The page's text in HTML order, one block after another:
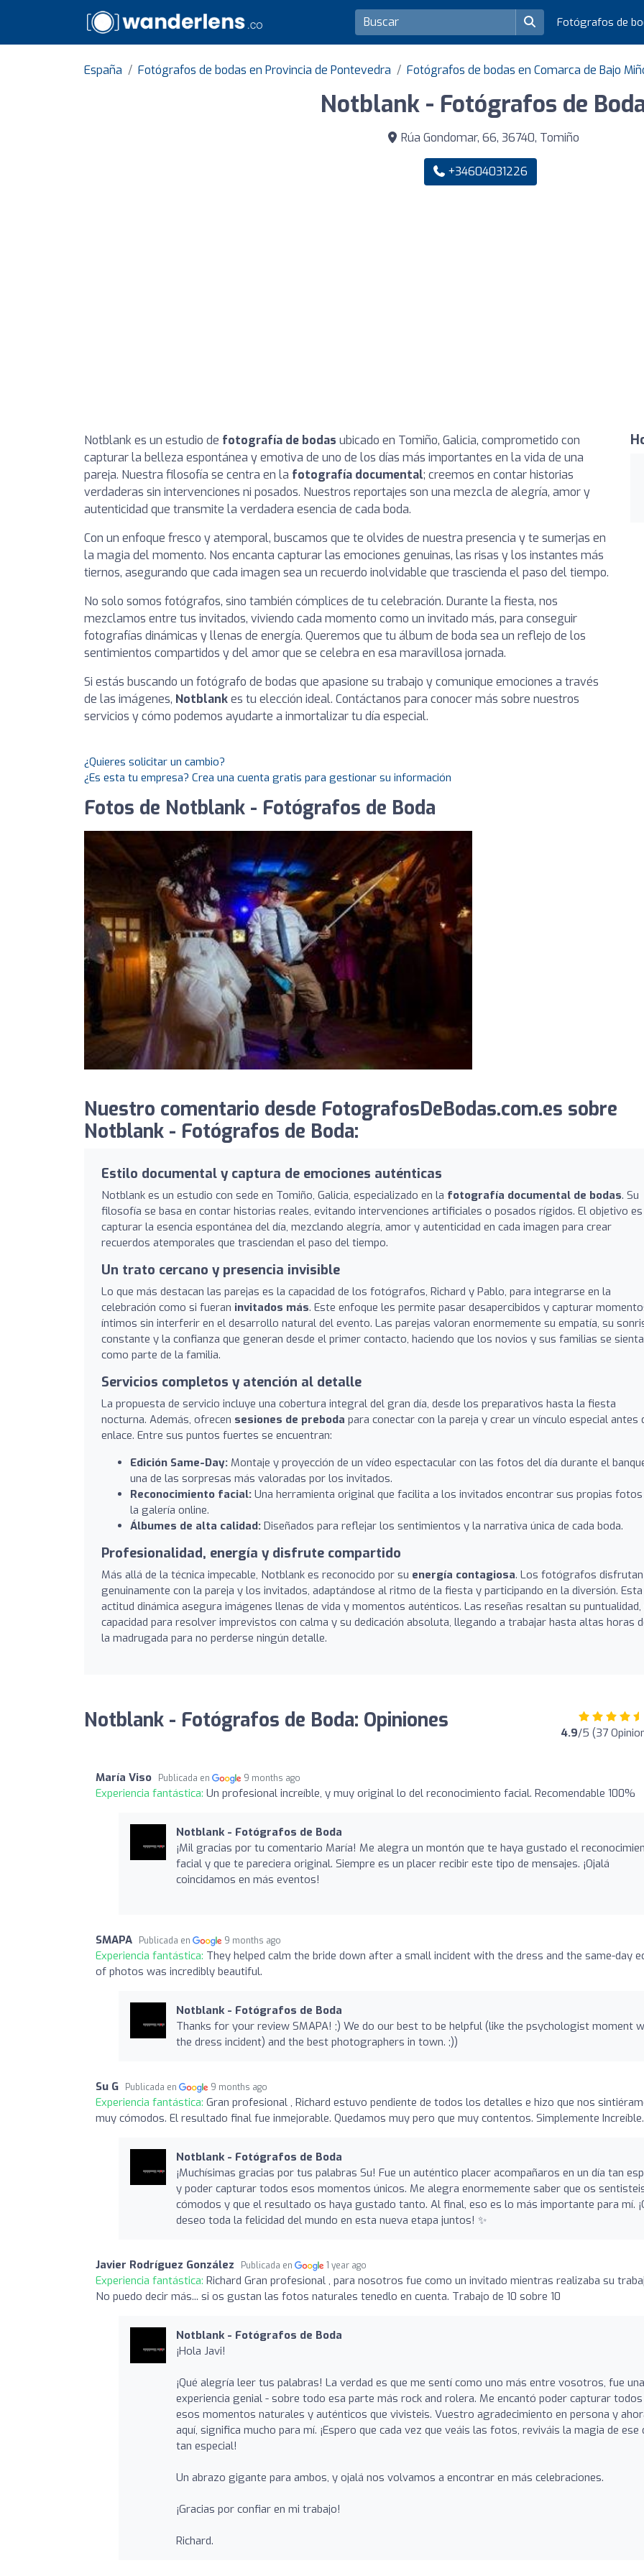
Fotógrafos de
España Fotógrafos de bodas en Provincia de Pontevedra Fotógrafos de bodas en Comarca de Bajo
Notblank - Fotógrafos de
Rúa Gondomar, 66, 36740, Tomiño
+34604031226
Notblank es un estudio de fotografía de bodas ubicado en Tomiño, Galicia, comprometido con
capturar la belleza espontánea y emotiva de uno de los días más importantes en la vida de una
pareja. Nuestra filosofía se centra en la fotografía documental; creemos en contar historias
verdaderas sin intervenciones ni posados. Nuestros reportajes son una mezcla de alegría, amor y
autenticidad que transmite la verdadera esencia de cada boda.
Con un enfoque fresco y atemporal, buscamos que te olvides de nuestra presencia y te sumerjas en
la magia del momento. Nos encanta capturar las emociones genuinas, las risas y los instantes más
tiernos, asegurando que cada imagen sea un recuerdo inolvidable que trascienda el paso del tiempo.
No solo somos fotógrafos, sino también cómplices de tu celebración. Durante la fiesta, nos
mezclamos entre tus invitados, viviendo cada momento como un invitado más, para conseguir
fotografías dinámicas y llenas de energía. Queremos que tu álbum de boda sea un reflejo de los
sentimientos compartidos y del amor que se celebra en esa maravillosa jornada.
Si estás buscando un fotógrafo de bodas que apasione su trabajo y comunique emociones a través
de las imágenes, Notblankes tu elección ideal. Contáctanos para conocer más sobre nuestros
servicios y cómo podemos ayudarte a inmortalizar tu día especial.
¿Quieres solicitar un cambio?
¿Es esta tu empresa? Crea una cuenta gratis para gestionar su información
Fotos de Notblank - Fotógrafos de Boda
Nuestro comentario desde FotografosDeBodas.com.es sobre
Notblank - Fotógrafos de Boda:
Estilo documental y captura de emociones auténticas
Notblank es un estudio con sede en Tomiño, Galicia, especializado en la fotografía documental de bodas. Su
filosofía se basa en contar historias reales, evitando intervenciones artificiales o posados rígidos. El objetivo es
capturar la esencia espontánea del día, mezclando alegría, amor y autenticidad en cada imagen para crear
recuerdos atemporales que trasciendan el paso del tiempo.
Un trato cercano y presencia invisible
Lo que más destacan las parejas es la capacidad de los fotógrafos, Richard y Pablo, para integrarse en la
celebración como si fueran invitados más. Este enfoque les permite pasar desapercibidos y capturar
íntimos sin interferir en el desarrollo natural del evento. Las parejas valoran enormemente su empatía, su
constante y la confianza que generan desde el primer contacto, haciendo que los novios y sus familias se
como parte de la familia.
Servicios completos y atención al detalle
La propuesta de servicio incluye una cobertura integral del gran día, desde los preparativos hasta la fiesta
nocturna. Además, ofrecen sesiones de preboda para conectar con la pareja y crear un vínculo especial antes
enlace. Entre sus puntos fuertes se encuentran:
Edición Same-Day: Montaje y proyección de un vídeo espectacular con las fotos del día durante el
una de las sorpresas más valoradas por los invitados.
Reconocimiento facial: Una herramienta original que facilita a los invitados encontrar sus propias fotos
la galería online.
Álbumes de alta calidad: Diseñados para reflejar los sentimientos y la narrativa única de cada boda.
Profesionalidad, energía y disfrute compartido
Más allá de la técnica impecable, Notblank es reconocido por su energía contagiosa. Los fotógrafos disfrutan
genuinamente con la pareja y los invitados, adaptándose al ritmo de la fiesta y participando en la diversión. Esta
actitud dinámica asegura imágenes llenas de vida y momentos auténticos. Las reseñas resaltan su puntualidad,
capacidad para resolver imprevistos con calma y su dedicación absoluta, llegando a trabajar hasta altas horas
la madrugada para no perderse ningún detalle.
Notblank - Fotógrafos de Boda: Opiniones 4.9/5 (37
María Viso Publicada en 9 months ago
Experiencia fantástica: Un profesional increíble, y muy original lo del reconocimiento facial. Recomendable 100%
Notblank - Fotógrafos de Boda
¡Mil gracias por tu comentario María! Me alegra un montón que te haya gustado el
facial y que te pareciera original. Siempre es un placer recibir este tipo de mensajes. ¡Ojalá
coincidamos en más eventos!
SMAPA Publicada en 9 months ago
Experiencia fantástica: They helped calm the bride down after a small incident with the dress and the same-day
of photos was incredibly beautiful.
Notblank - Fotógrafos de Boda
Thanks for your review SMAPA! ;) We do our best to be helpful (like the psychologist moment
the dress incident) and the best photographers in town. ;))
Su G Publicada en 9 months ago
Experiencia fantástica: Gran profesional , Richard estuvo pendiente de todos los detalles e hizo que nos
muy cómodos. El resultado final fue inmejorable. Quedamos muy pero que muy contentos. Simplemente Increíble.
Notblank - Fotógrafos de Boda
¡Muchísimas gracias por tus palabras Su! Fue un auténtico placer acompañaros en un día tan
y poder capturar todos esos momentos únicos. Me alegra enormemente saber que os
cómodos y que el resultado os haya gustado tanto. Al final, eso es lo más importante para mí.
deseo toda la felicidad del mundo en esta nueva etapa juntos! ✨
Javier Rodríguez González Publicada en 1 year ago
Experiencia fantástica: Richard Gran profesional , para nosotros fue como un invitado mientras realizaba su
No puedo decir más... si os gustan las fotos naturales tenedlo en cuenta. Trabajo de 10 sobre 10
Notblank - Fotógrafos de Boda
¡Hola Javi!
¡Qué alegría leer tus palabras! La verdad es que me sentí como uno más entre vosotros, fue una
experiencia genial - sobre todo esa parte más rock and rolera. Me encantó poder capturar todos
esos momentos naturales y auténticos que vivisteis. Vuestro agradecimiento en persona y
aquí, significa mucho para mí. ¡Espero que cada vez que veáis las fotos, reviváis la magia de ese
tan especial!
Un abrazo gigante para ambos, y ojalá nos volvamos a encontrar en más celebraciones.
¡Gracias por confiar en mi trabajo!
Richard.